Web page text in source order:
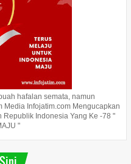
hafalan semata, namun
Infojatim.com Mengucapkan
Indonesia Yang Ke -78 "
"